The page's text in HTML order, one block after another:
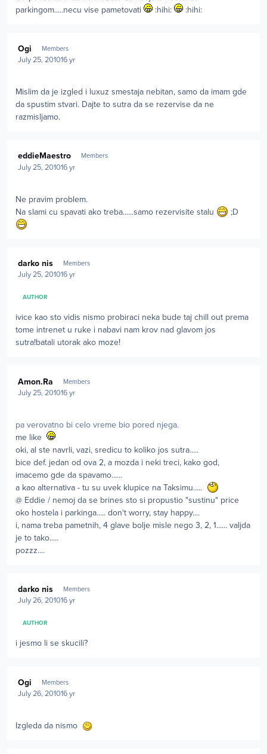
parkingom.....necu vise pametovati
:hihi: :hihi:
Ogi Members
July 25, 201016 yr
Mislim da je izgled i luxuz smestaja nebitan, samo da imam gde
da spustim stvari. Dajte to sutra da se rezervise da ne
razmisljamo.
eddieMaestro Members
July 25, 201016 yr
Ne pravim problem.
Na slami cu spavati ako treba......samo rezervisite stalu
;D
darko nis Members
July 25, 201016 yr
AUTHOR
ivice kao sto vidis nismo probiraci neka bude taj chill out prema
tome intrenet u ruke i nabavi nam krov nad glavom jos
sutra!batali utorak ako moze!
Amon.Ra Members
July 25, 201016 yr
pa verovatno bi celo vreme bio pored njega.
me like
oki, al ste navrli, vazi, sredicu to koliko jos sutra.....
bice def. jedan od ova 2, a mozda i neki treci, kako god,
imacemo gde da spavamo......
a kao alternativa - tu su uvek klupice na Taksimu.....
@ Eddie / nemoj da se brines sto si propustio "sustinu" price
oko hostela i parkinga..... don't worry, stay happy....
i, nama treba pametnih, 4 glave bolje misle nego 3, 2, 1...... valjda
je to tako.....
pozzz....
darko nis Members
July 26, 201016 yr
AUTHOR
i jesmo li se skucili?
Ogi Members
July 26, 201016 yr
Izgleda da nismo